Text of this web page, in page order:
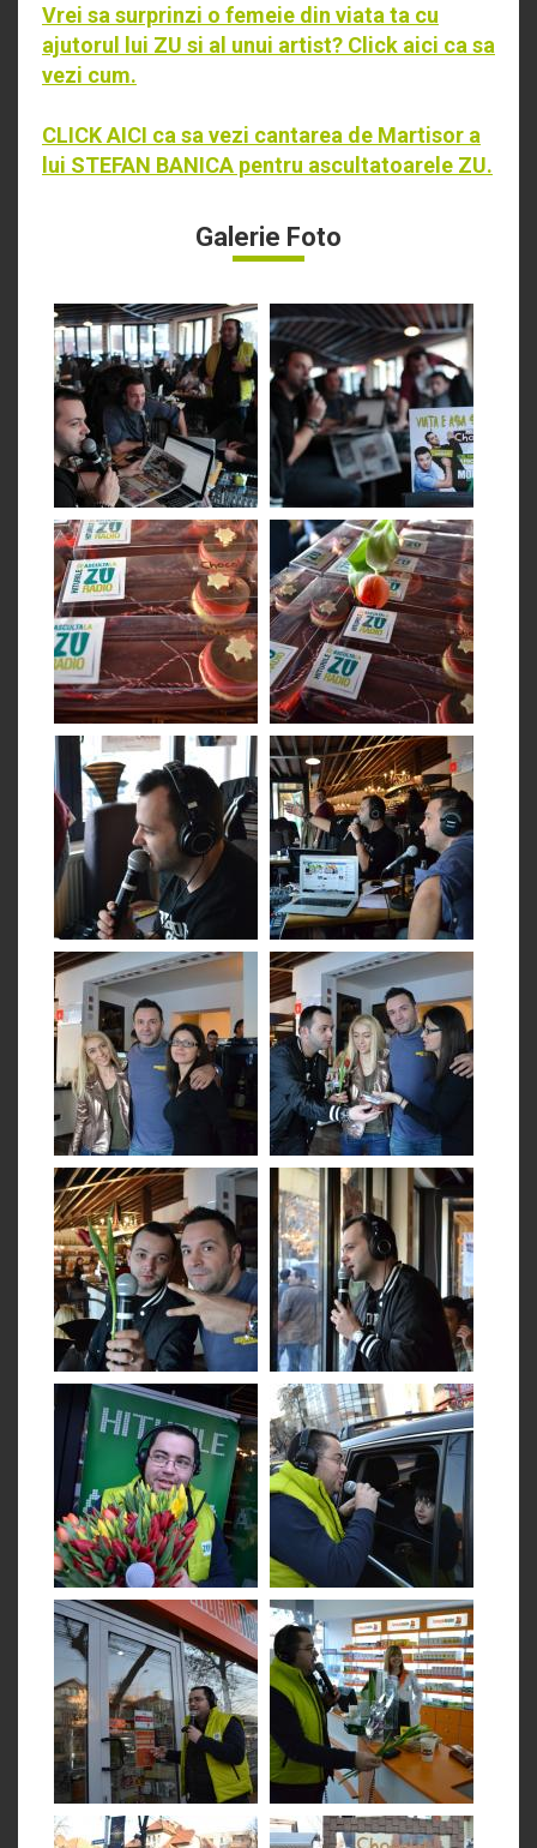
Vrei sa surprinzi o femeie din viata ta cu
ajutorul lui ZU si al unui artist? Click aici ca sa
vezi cum.
CLICK AICI ca sa vezi cantarea de Martisor a
lui STEFAN BANICA pentru ascultatoarele ZU.
Galerie Foto